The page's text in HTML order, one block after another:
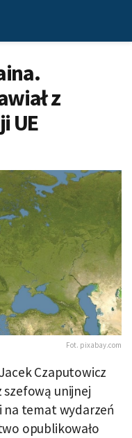
z
UE
Fot. pixabay.com
Czaputowicz
unijnej
na temat wydarzeń
opublikowało